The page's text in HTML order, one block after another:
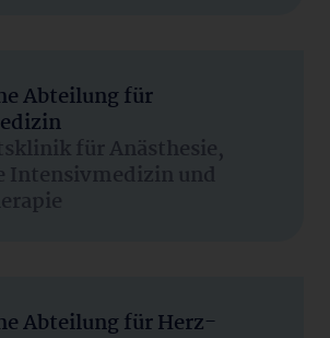
Abteilung für
für Anästhesie,
Intensivmedizin und
Abteilung für Herz-